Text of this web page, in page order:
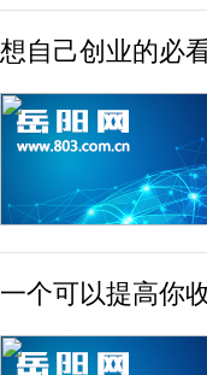
想自己创业的必
一个可以提高你